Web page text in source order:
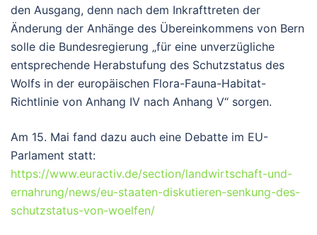
den Ausgang, denn nach dem Inkrafttreten der
Änderung der Anhänge des Übereinkommens von Bern
solle die Bundesregierung „für eine unverzügliche
entsprechende Herabstufung des Schutzstatus des
Wolfs in der europäischen Flora-Fauna-Habitat-
Richtlinie von Anhang IV nach Anhang V“ sorgen.
Am 15. Mai fand dazu auch eine Debatte im EU-
Parlament statt:
https://www.euractiv.de/section/landwirtschaft-und-
ernahrung/news/eu-staaten-diskutieren-senkung-des-
schutzstatus-von-woelfen/